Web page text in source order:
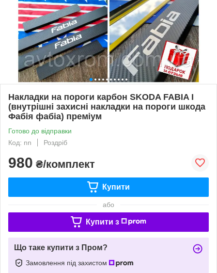
Накладки на пороги карбон SKODA FABIA I
(внутрішні захисні накладки на пороги шкода
Фабія фабіа) преміум
Готово до відправки
Код: nn
Роздріб
980 ₴/комплект
Купити
або
Купити з
Що таке купити з Пром?
Замовлення під захистом